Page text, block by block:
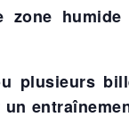
zone
plusieurs